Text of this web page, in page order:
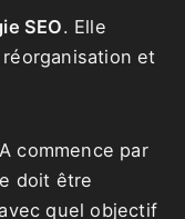
SEO. Elle
réorganisation et
commence par
doit être
quel objectif